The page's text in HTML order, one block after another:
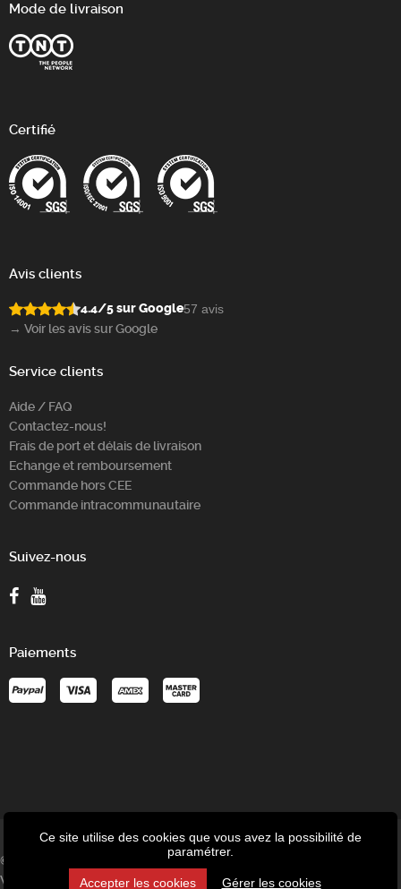
Mode de livraison
Certifié
Avis clients
4.4/5 sur Google57 avis
→ Voir les avis sur Google
Service clients
Aide / FAQ
Contactez-nous!
Frais de port et délais de livraison
Echange et remboursement
Commande hors CEE
Commande intracommunautaire
Suivez-nous
Paiements
© P-Tronic - Speed-up SRL - Avenue des Tilleuls 8/1C - 4802
Verviers - Belgique - TVA : BE 0477.924.839
Ce site utilise des cookies que vous avez la possibilité de
paramétrer.
Accepter les cookies Gérer les cookies